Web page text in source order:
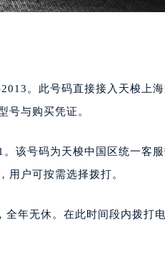
。此号码直接接入天梭上
号与购买凭证。
该号码为天梭中国区统一客
用户可按需选择拨打。
年无休。在此时间段内拨打